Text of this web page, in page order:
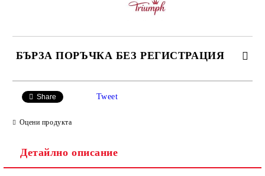
БЪРЗА ПОРЪЧКА БЕЗ РЕГИСТРАЦИЯ
Share Tweet
Оцени продукта
Детайлно описание